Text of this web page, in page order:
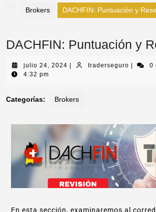
Brokers DACHFIN: Puntuación y
DACHFIN: Puntuación y
julio 24, 2024 traderseguro 0
4:32 pm
Categorías: Brokers
En esta sección, examinaremos al